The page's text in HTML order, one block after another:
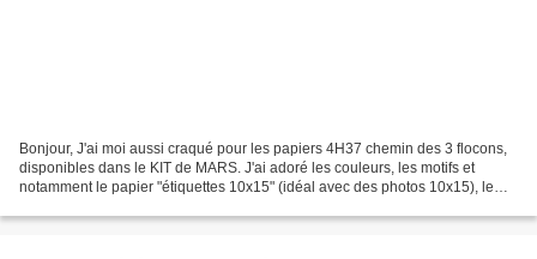
Bonjour, J'ai moi aussi craqué pour les papiers 4H37 chemin des 3 flocons,
disponibles dans le KIT de MARS. J'ai adoré les couleurs, les motifs et
notamment le papier "étiquettes 10x15" (idéal avec des photos 10x15), le